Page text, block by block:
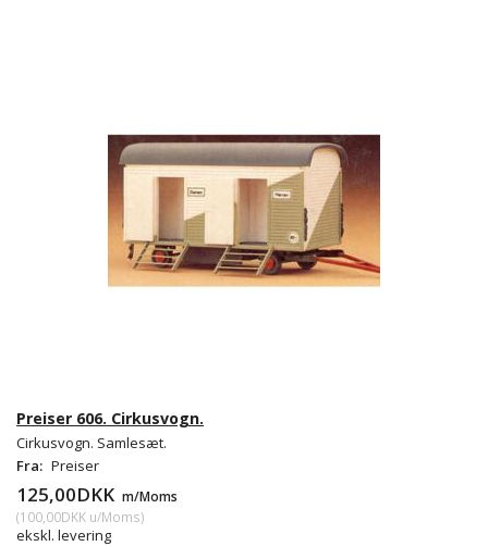
Preiser 606. Cirkusvogn.
Cirkusvogn. Samlesæt.
Fra: Preiser
125,00DKK m/Moms
(100,00DKK u/Moms)
ekskl. levering